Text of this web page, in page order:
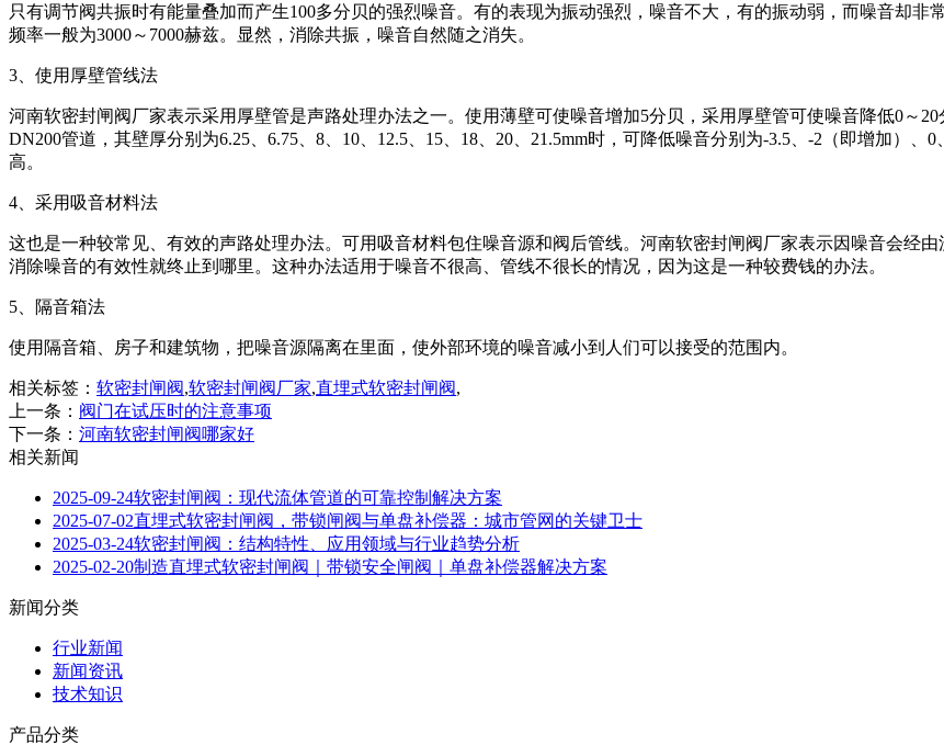
只有调节阀共振时有能量叠加而产生100多分贝的强烈噪音。有的表现为振动强烈，噪音不大，有的振动弱，而噪音却
频率一般为3000～7000赫兹。显然，消除共振，噪音自然随之消失。
3、使用厚壁管线法
河南软密封闸阀厂家表示采用厚壁管是声路处理办法之一。使用薄壁可使噪音增加5分贝，采用厚壁管可使噪音降低0～
DN200管道，其壁厚分别为6.25、6.75、8、10、12.5、15、18、20、21.5mm时，可降低噪音分别为-3.5、-2（即增加）
高。
4、采用吸音材料法
这也是一种较常见、有效的声路处理办法。可用吸音材料包住噪音源和阀后管线。河南软密封闸阀厂家表示因噪音会经
消除噪音的有效性就终止到哪里。这种办法适用于噪音不很高、管线不很长的情况，因为这是一种较费钱的办法。
5、隔音箱法
使用隔音箱、房子和建筑物，把噪音源隔离在里面，使外部环境的噪音减小到人们可以接受的范围内。
相关标签： 软密封闸阀,软密封闸阀厂家,直埋式软密封闸阀,
上一条： 阀门在试压时的注意事项
下一条： 河南软密封闸阀哪家好
相关新闻
2025-09-24软密封闸阀：现代流体管道的可靠控制解决方案
2025-07-02直埋式软密封闸阀，带锁闸阀与单盘补偿器：城市管网的关键卫士
2025-03-24软密封闸阀：结构特性、应用领域与行业趋势分析
2025-02-20制造直埋式软密封闸阀｜带锁安全闸阀｜单盘补偿器解决方案
新闻分类
行业新闻
新闻资讯
技术知识
产品分类